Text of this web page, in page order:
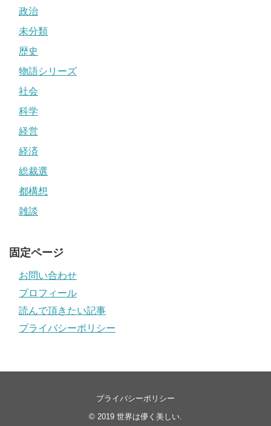
政治
未分類
歴史
物語シリーズ
社会
科学
経営
経済
総裁選
都構想
雑談
固定ページ
お問い合わせ
プロフィール
読んで頂きたい記事
プライバシーポリシー
プライバシーポリシー
© 2019 世界は儚く美しい.